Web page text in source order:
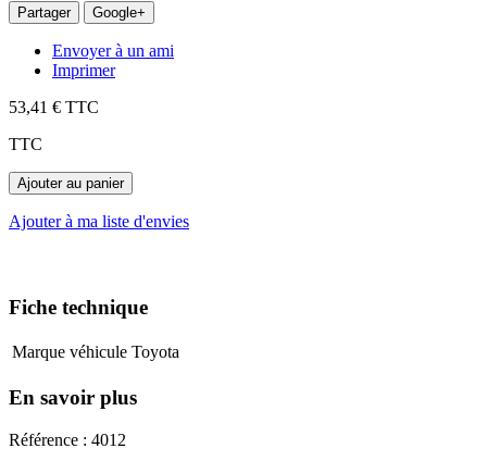
Partager Google+
Envoyer à un ami
Imprimer
53,41 € TTC
TTC
Ajouter au panier
Ajouter à ma liste d'envies
Fiche technique
Marque véhicule Toyota
En savoir plus
Référence : 4012